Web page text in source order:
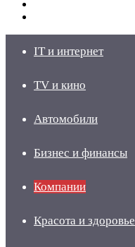
IT и интернет
TV и кино
Автомобили
Бизнес и финансы
Компании
Красота и здоровье